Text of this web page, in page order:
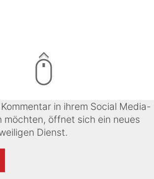
in ihrem Social Media-
öffnet sich ein neues
Dienst.